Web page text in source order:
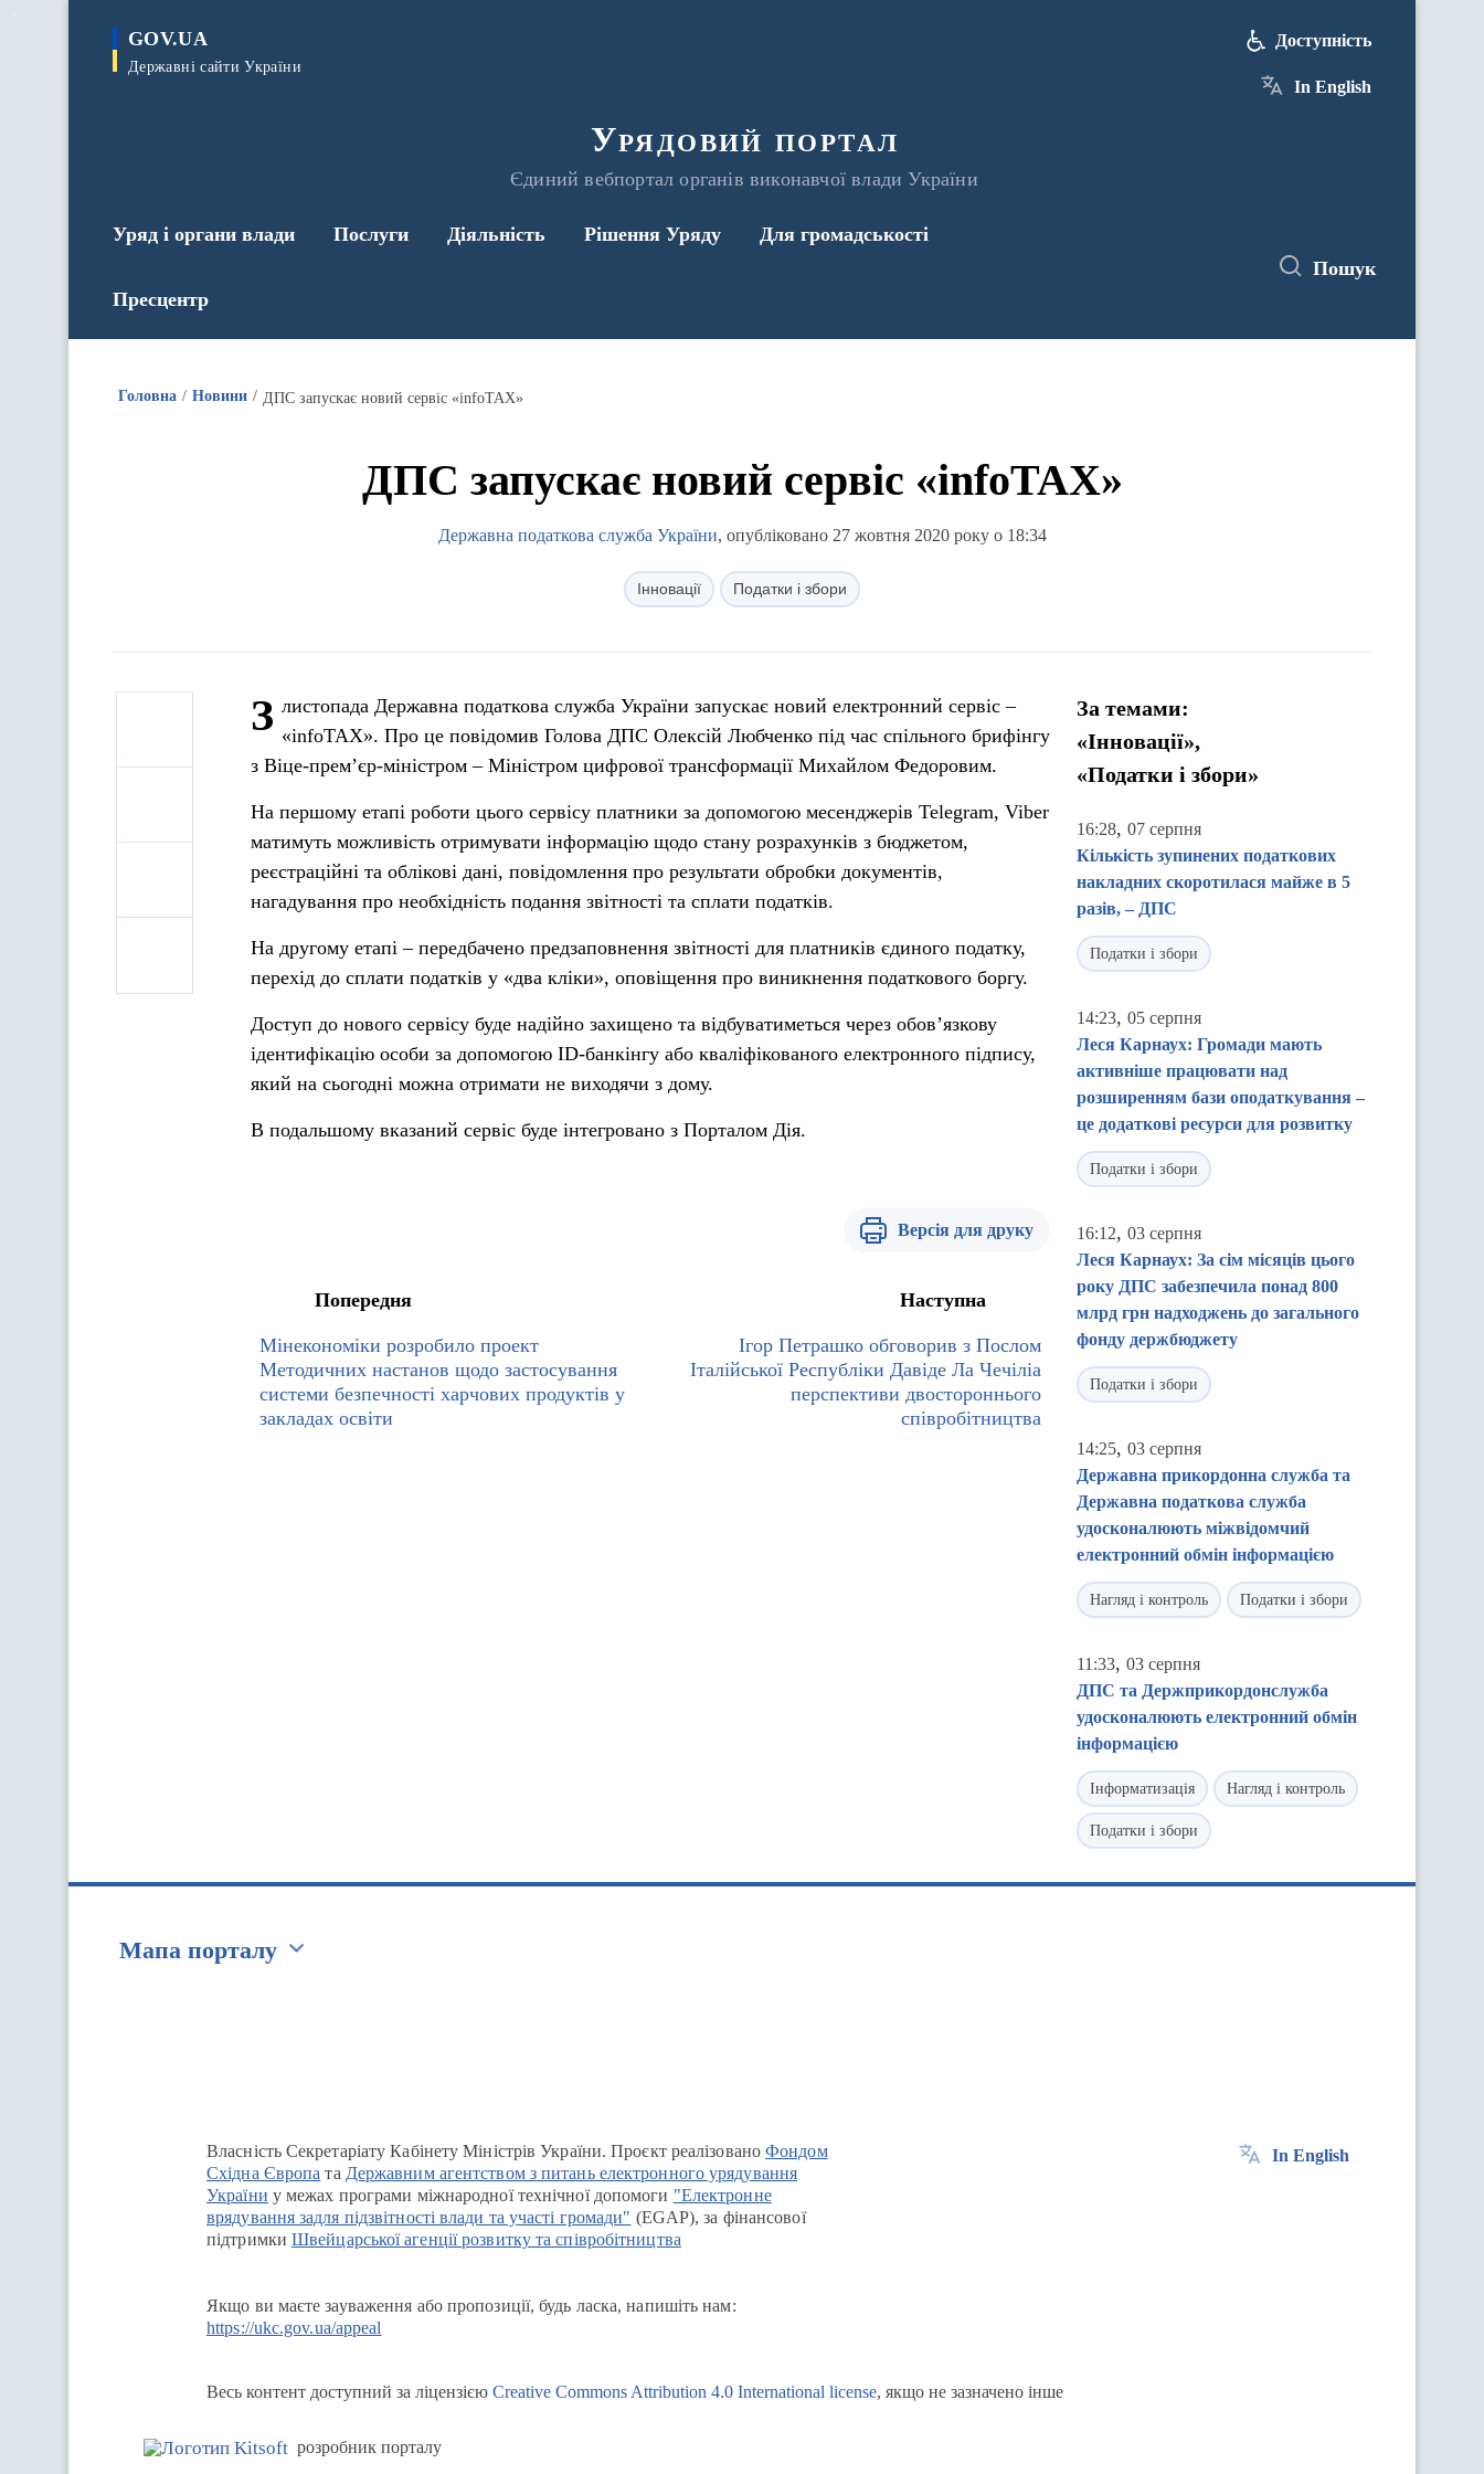
GOV.UA
Державні сайти України
Урядовий портал
Єдиний вебпортал органів виконавчої влади України
Доступність
In English
Уряд і органи влади Послуги Діяльність Рішення Уряду Для громадськості
Пресцентр
Пошук
Головна Новини ДПС запускає новий сервіс «infoTAX»
ДПС запускає новий сервіс «infoTAX»
Державна податкова служба України, опубліковано 27 жовтня 2020 року о 18:34
Інновації Податки і збори
З листопада Державна податкова служба України запускає новий електронний сервіс –
«infoTAX». Про це повідомив Голова ДПС Олексій Любченко під час спільного брифінгу
з Віце-прем’єр-міністром – Міністром цифрової трансформації Михайлом Федоровим.
На першому етапі роботи цього сервісу платники за допомогою месенджерів Telegram, Viber
матимуть можливість отримувати інформацію щодо стану розрахунків з бюджетом,
реєстраційні та облікові дані, повідомлення про результати обробки документів,
нагадування про необхідність подання звітності та сплати податків.
На другому етапі – передбачено предзаповнення звітності для платників єдиного податку,
перехід до сплати податків у «два кліки», оповіщення про виникнення податкового боргу.
Доступ до нового сервісу буде надійно захищено та відбуватиметься через обов’язкову
ідентифікацію особи за допомогою ID-банкінгу або кваліфікованого електронного підпису,
який на сьогодні можна отримати не виходячи з дому.
В подальшому вказаний сервіс буде інтегровано з Порталом Дія.
Версія для друку
Попередня
Мінекономіки розробило проект
Методичних настанов щодо застосування
системи безпечності харчових продуктів у
закладах освіти
Наступна
Ігор Петрашко обговорив з Послом
Італійської Республіки Давіде Ла Чечіліа
перспективи двостороннього
співробітництва
За темами:
«Інновації»,
«Податки і збори»
16:28, 07 серпня
Кількість зупинених податкових
накладних скоротилася майже в 5
разів, – ДПС
Податки і збори
14:23, 05 серпня
Леся Карнаух: Громади мають
активніше працювати над
розширенням бази оподаткування –
це додаткові ресурси для розвитку
Податки і збори
16:12, 03 серпня
Леся Карнаух: За сім місяців цього
року ДПС забезпечила понад 800
млрд грн надходжень до загального
фонду держбюджету
Податки і збори
14:25, 03 серпня
Державна прикордонна служба та
Державна податкова служба
удосконалюють міжвідомчий
електронний обмін інформацією
Нагляд і контроль Податки і збори
11:33, 03 серпня
ДПС та Держприкордонслужба
удосконалюють електронний обмін
інформацією
Інформатизація Нагляд і контроль
Податки і збори
Мапа порталу
Власність Секретаріату Кабінету Міністрів України. Проєкт реалізованоФондом
Східна Європа та Державним агентством з питань електронного урядування
України у межах програми міжнародної технічної допомоги "Електронне
врядування задля підзвітності влади та участі громади" (EGAP), за фінансової
підтримки Швейцарської агенції розвитку та співробітництва
Якщо ви маєте зауваження або пропозиції, будь ласка, напишіть нам:
https://ukc.gov.ua/appeal
In English
Весь контент доступний за ліцензією Creative Commons Attribution 4.0 International license, якщо не зазначено інше
розробник порталу